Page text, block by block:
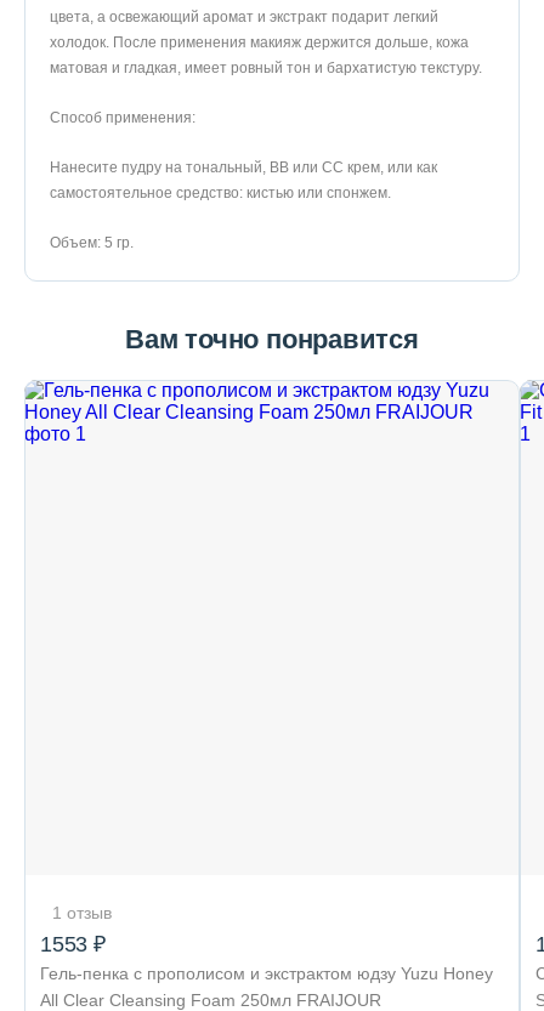
цвета, а освежающий аромат и экстракт подарит легкий
холодок. После применения макияж держится дольше, кожа
матовая и гладкая, имеет ровный тон и бархатистую текстуру.
Способ применения:
Нанесите пудру на тональный, BB или CC крем, или как
самостоятельное средство: кистью или спонжем.
Объем: 5 гр.
Вам точно понравится
1 отзыв
1553 ₽
Гель-пенка с прополисом и экстрактом юдзу Yuzu Honey
All Clear Cleansing Foam 250мл FRAIJOUR